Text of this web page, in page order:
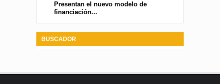
Presentan el nuevo modelo de
financiación...
BUSCADOR